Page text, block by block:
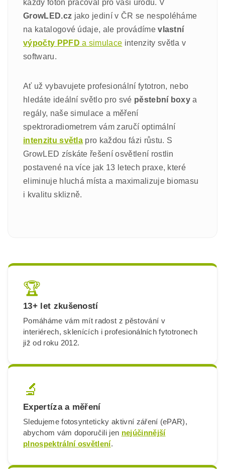
každý foton pracoval pro vaši úrodu. V
GrowLED.cz jako jediní v ČR se nespoléháme
na katalogové údaje, ale provádímevlastní
výpočty PPFD a simulace intenzity světla v
softwaru.
Ať už vybavujete profesionální fytotron, nebo
hledáte ideální světlo pro své pěstební boxy a
regály, naše simulace a měření
spektroradiometrem vám zaručí optimální
intenzitu světla pro každou fázi růstu. S
GrowLED získáte řešení osvětlení rostlin
postavené na více jak 13 letech praxe, které
eliminuje hluchá místa a maximalizuje biomasu
i kvalitu sklizně.
🏆
13+ let zkušeností
Pomáháme vám mít radost z pěstování v
interiérech, sklenících i profesionálních fytotronech
již od roku 2012.
🔬
Expertíza a měření
Sledujeme fotosynteticky aktivní záření (ePAR),
abychom vám doporučili jen nejúčinnější
plnospektrální osvětlení.